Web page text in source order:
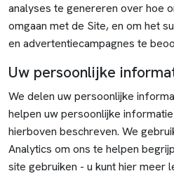
analyses te genereren over hoe
omgaan met de Site, en om het
en advertentiecampagnes te
Uw persoonlijke
We delen uw persoonlijke
helpen uw persoonlijke
hierboven beschreven. We
Analytics om ons te helpen
site gebruiken - u kunt hier meer